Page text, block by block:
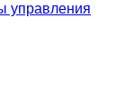
управления